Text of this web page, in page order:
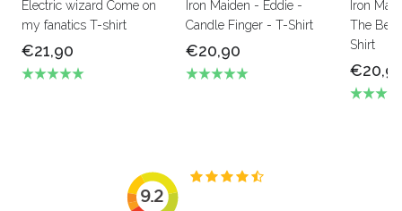
Electric wizard Come on
my fanatics T-shirt
€21,90
Iron Maiden - Eddie -
Candle Finger - T-Shirt
€20,90
Iron
The
Shirt